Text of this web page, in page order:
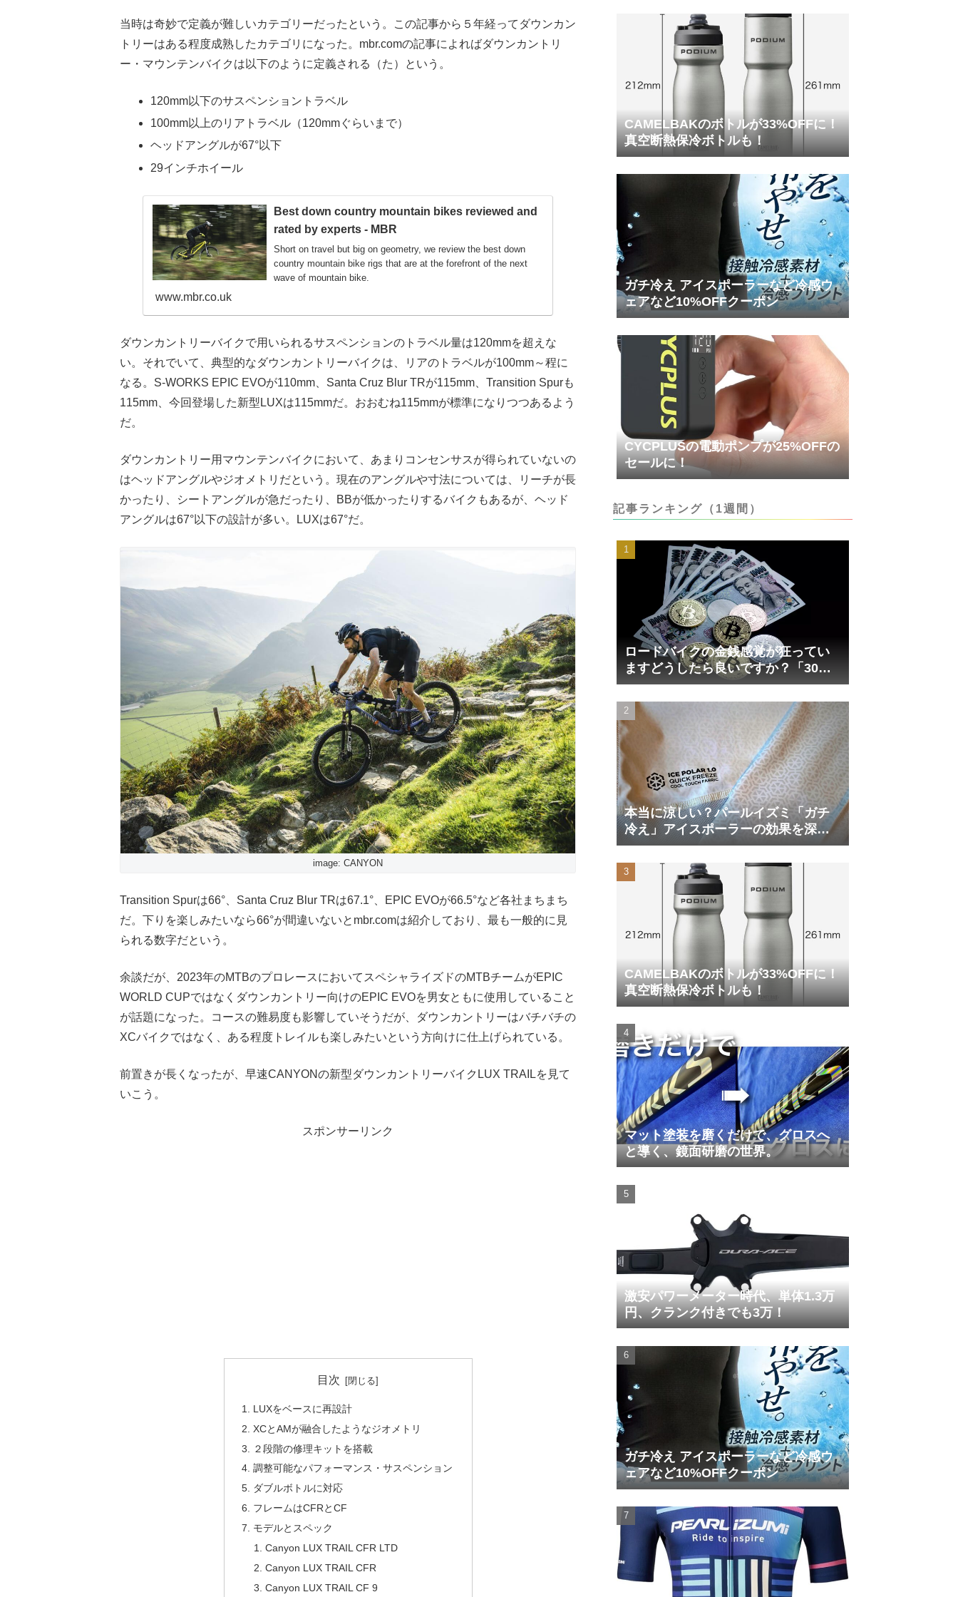
当時は奇妙で定義が難しいカテゴリーだったという。この記事から５年経ってダウンカン
トリーはある程度成熟したカテゴリになった。mbr.comの記事によればダウンカントリ
ー・マウンテンバイクは以下のように定義される（た）という。
120mm以下のサスペンショントラベル
100mm以上のリアトラベル（120mmぐらいまで）
ヘッドアングルが67°以下
29インチホイール
Best down country mountain bikes reviewed and
rated by experts - MBR
Short on travel but big on geometry, we review the best down
country mountain bike rigs that are at the forefront of the next
wave of mountain bike.
www.mbr.co.uk
ダウンカントリーバイクで用いられるサスペンションのトラベル量は120mmを超えな
い。それでいて、典型的なダウンカントリーバイクは、リアのトラベルが100mm～程に
なる。S-WORKS EPIC EVOが110mm、Santa Cruz Blur TRが115mm、Transition Spurも
115mm、今回登場した新型LUXは115mmだ。おおむね115mmが標準になりつつあるよう
だ。
ダウンカントリー用マウンテンバイクにおいて、あまりコンセンサスが得られていないの
はヘッドアングルやジオメトリだという。現在のアングルや寸法については、リーチが長
かったり、シートアングルが急だったり、BBが低かったりするバイクもあるが、ヘッド
アングルは67°以下の設計が多い。LUXは67°だ。
image: CANYON
Transition Spurは66°、Santa Cruz Blur TRは67.1°、EPIC EVOが66.5°など各社まちまち
だ。下りを楽しみたいなら66°が間違いないとmbr.comは紹介しており、最も一般的に見
られる数字だという。
余談だが、2023年のMTBのプロレースにおいてスペシャライズドのMTBチームがEPIC
WORLD CUPではなくダウンカントリー向けのEPIC EVOを男女ともに使用していること
が話題になった。コースの難易度も影響していそうだが、ダウンカントリーはバチバチの
XCバイクではなく、ある程度トレイルも楽しみたいという方向けに仕上げられている。
前置きが長くなったが、早速CANYONの新型ダウンカントリーバイクLUX TRAILを見て
いこう。
スポンサーリンク
目次
LUXをベースに再設計
XCとAMが融合したようなジオメトリ
２段階の修理キットを搭載
調整可能なパフォーマンス・サスペンション
ダブルボトルに対応
フレームはCFRとCF
モデルとスペック
Canyon LUX TRAIL CFR LTD
Canyon LUX TRAIL CFR
Canyon LUX TRAIL CF 9
CAMELBAKのボトルが33%OFFに！
真空断熱保冷ボトルも！
ガチ冷え アイスポーラーなど冷感ウ
ェアなど10%OFFクーポン
CYCPLUSの電動ポンプが25%OFFの
セールに！
記事ランキング（1週間）
ロードバイクの金銭感覚が狂ってい
ますどうしたら良いですか？「30万
円は安い」の正体
本当に涼しい？パールイズミ「ガチ
冷え」アイスポーラーの効果を深部
体温計COREで測ってみた
CAMELBAKのボトルが33%OFFに！
真空断熱保冷ボトルも！
マット塗装を磨くだけで、グロスへ
と導く、鏡面研磨の世界。
激安パワーメーター時代、単体1.3万
円、クランク付きでも3万！
ガチ冷え アイスポーラーなど冷感ウ
ェアなど10%OFFクーポン